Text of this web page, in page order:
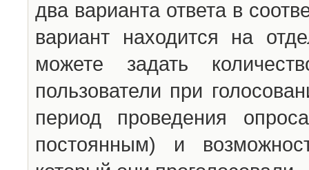
два варианта ответа в
вариант находится на
можете задать
пользователи при
период проведения
постоянным) и